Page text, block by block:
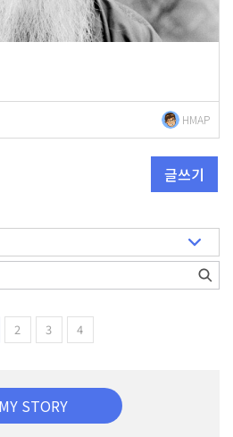
HMAP
글쓰기
2 3 4
MY STORY